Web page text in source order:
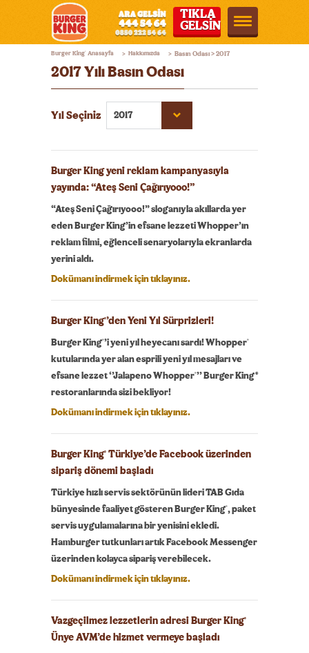
Burger
King®
Türkiye
TIKLA
GELSİN
Burger King® Anasayfa > Hakkımızda > Basın Odası > 2017
2017 Yılı Basın Odası
Yıl Seçiniz 2017
Burger King yeni reklam kampanyasıyla
yayında: “Ateş Seni Çağırıyooo!”
“Ateş Seni Çağırıyooo!” sloganıyla akıllarda yer
eden Burger King’in efsane lezzeti Whopper’ın
reklam filmi, eğlenceli senaryolarıyla ekranlarda
yerini aldı.
Dokümanı indirmek için tıklayınız.
Burger King®’den Yeni Yıl Sürprizleri!
Burger King®’i yeni yıl heyecanı sardı! Whopper®
kutularında yer alan esprili yeni yıl mesajları ve
efsane lezzet ‘’Jalapeno Whopper®’’ Burger King®
restoranlarında sizi bekliyor!
Dokümanı indirmek için tıklayınız.
Burger King® Türkiye’de Facebook üzerinden
sipariş dönemi başladı
Türkiye hızlı servis sektörünün lideri TAB Gıda
bünyesinde faaliyet gösteren Burger King®, paket
servis uygulamalarına bir yenisini ekledi.
Hamburger tutkunları artık Facebook Messenger
üzerinden kolayca sipariş verebilecek.
Dokümanı indirmek için tıklayınız.
Vazgeçilmez lezzetlerin adresi Burger King®
Ünye AVM’de hizmet vermeye başladı